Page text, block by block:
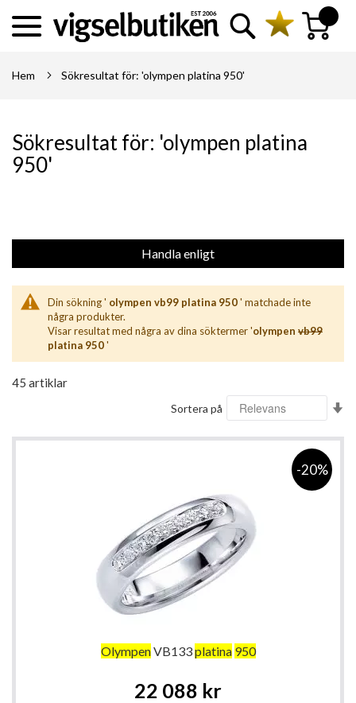
Sök
Min
Hem Sökresultat för: 'olympen platina 950'
Sökresultat för: 'olympen platina
950'
Din sökning ' olympen vb99 platina 950' matchade inte
några produkter.
Visar resultat med några av dina söktermer 'olympen vb99
platina 950'
45 artiklar
Sortera på
-20%
OlympenVB133platina 950
22 088 kr
Handla enligt